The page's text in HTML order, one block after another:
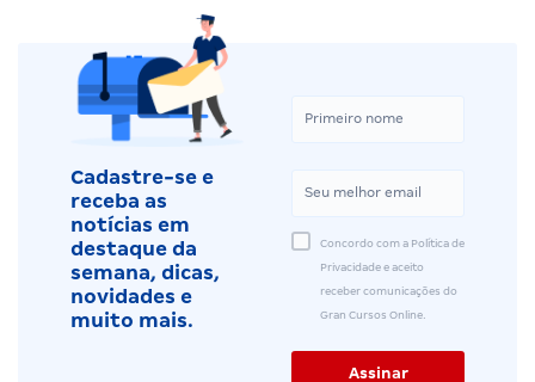
Cadastre-se e
receba as
notícias em
destaque da
semana, dicas,
novidades e
muito mais.
Concordo com a Política de
Privacidade e aceito
receber comunicações do
Gran Cursos Online.